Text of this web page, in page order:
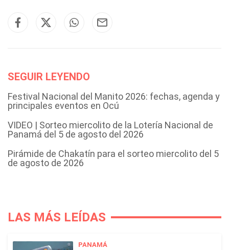
SEGUIR LEYENDO
Festival Nacional del Manito 2026: fechas, agenda y
principales eventos en Ocú
VIDEO | Sorteo miercolito de la Lotería Nacional de
Panamá del 5 de agosto del 2026
Pirámide de Chakatín para el sorteo miercolito del 5
de agosto de 2026
LAS MÁS LEÍDAS
PANAMÁ